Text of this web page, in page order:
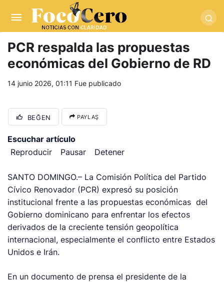
trwin giriş
masterbetting-palacebet1.com-
tlcasino giriş-betandyou-vbett34.com betovis34.net-
skyloftsbet
PCR respalda las propuestas
económicas del Gobierno de RD
14 junio 2026, 01:11 Fue publicado
BEĞEN PAYLAŞ
Escuchar artículo
Reproducir
Pausar Detener
SANTO DOMINGO.– La Comisión Política del Partido
Cívico Renovador (PCR) expresó su posición
institucional frente a las propuestas económicas del
Gobierno dominicano para enfrentar los efectos
derivados de la creciente tensión geopolítica
internacional, especialmente el conflicto entre Estados
Unidos e Irán.
En un documento de prensa el presidente de la